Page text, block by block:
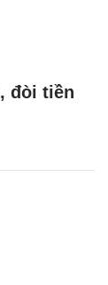
đòi tiền